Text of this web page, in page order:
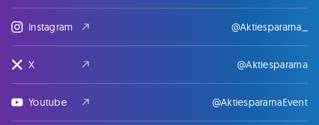
Instagram @Aktiespararna_
X @Aktiespararna
Youtube @AktiespararnaEvent